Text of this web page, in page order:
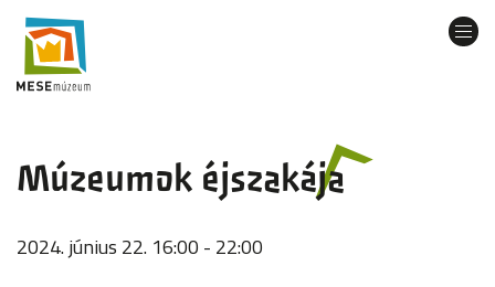
tartalomra
Múzeumok éjszakája
2024. június 22. 16:00 - 22:00